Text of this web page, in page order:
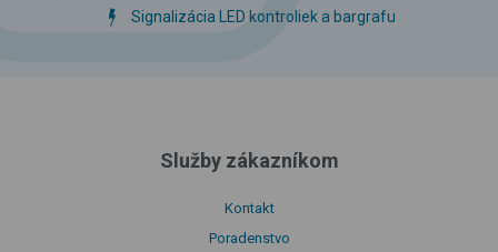
Signalizácia LED kontroliek a bargrafu
Služby zákazníkom
Kontakt
Poradenstvo